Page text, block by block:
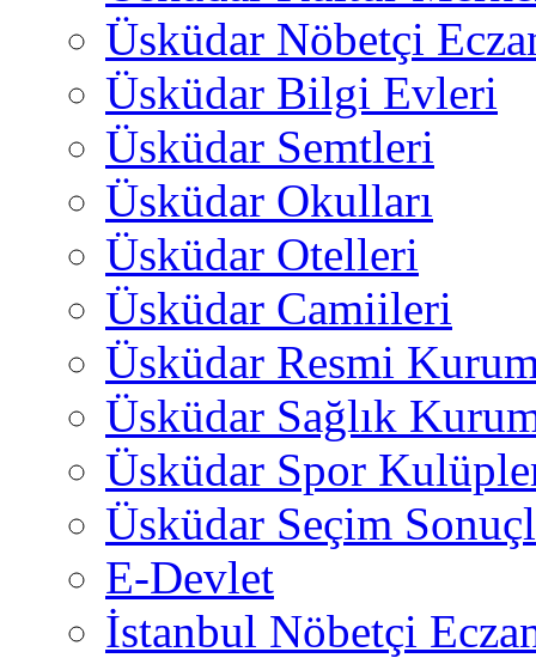
Üsküdar Nöbetçi
Üsküdar Bilgi Evleri
Üsküdar Semtleri
Üsküdar Okulları
Üsküdar Otelleri
Üsküdar Camiileri
Üsküdar Resmi
Üsküdar Sağlık
Üsküdar Spor
Üsküdar Seçim
E-Devlet
İstanbul Nöbetçi